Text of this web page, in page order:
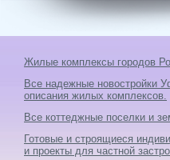
Жилые комплексы городов
Все надежные новостройки
описания жилых комплексов.
Все коттеджные поселки и
Готовые и строящиеся
и проекты для частной